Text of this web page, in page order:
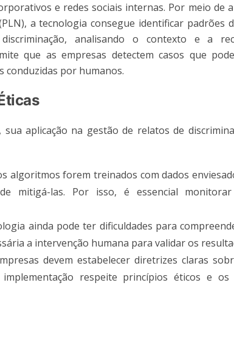
e redes sociais internas. Por meio de
a tecnologia consegue identificar padrões
analisando o contexto e a
que as empresas detectem casos que
conduzidas por humanos.
aplicação na gestão de relatos de
algoritmos forem treinados com dados
mitigá-las. Por isso, é essencial
ainda pode ter dificuldades para
a intervenção humana para validar os
devem estabelecer diretrizes claras
respeite princípios éticos e os